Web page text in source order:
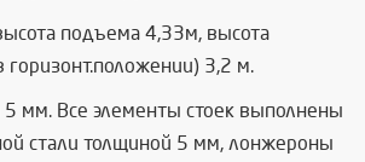
подъема 4,33м, высота
горизонт.положении) 3,2 м.
5 мм. Все элементы стоек выполнены
стали толщиной 5 мм, лонжероны